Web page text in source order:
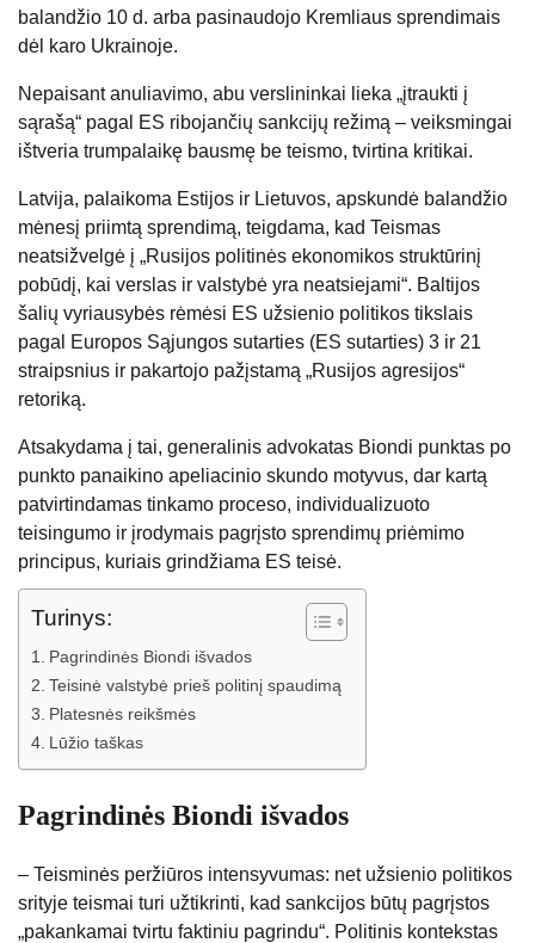
balandžio 10 d. arba pasinaudojo Kremliaus sprendimais
dėl karo Ukrainoje.
Nepaisant anuliavimo, abu verslininkai lieka „įtraukti į
sąrašą“ pagal ES ribojančių sankcijų režimą – veiksmingai
ištveria trumpalaikę bausmę be teismo, tvirtina kritikai.
Latvija, palaikoma Estijos ir Lietuvos, apskundė balandžio
mėnesį priimtą sprendimą, teigdama, kad Teismas
neatsižvelgė į „Rusijos politinės ekonomikos struktūrinį
pobūdį, kai verslas ir valstybė yra neatsiejami“. Baltijos
šalių vyriausybės rėmėsi ES užsienio politikos tikslais
pagal Europos Sąjungos sutarties (ES sutarties) 3 ir 21
straipsnius ir pakartojo pažįstamą „Rusijos agresijos“
retoriką.
Atsakydama į tai, generalinis advokatas Biondi punktas po
punkto panaikino apeliacinio skundo motyvus, dar kartą
patvirtindamas tinkamo proceso, individualizuoto
teisingumo ir įrodymais pagrįsto sprendimų priėmimo
principus, kuriais grindžiama ES teisė.
Turinys:
Pagrindinės Biondi išvados
Teisinė valstybė prieš politinį spaudimą
Platesnės reikšmės
Lūžio taškas
Pagrindinės Biondi išvados
– Teisminės peržiūros intensyvumas: net užsienio politikos
srityje teismai turi užtikrinti, kad sankcijos būtų pagrįstos
„pakankamai tvirtu faktiniu pagrindu“. Politinis kontekstas